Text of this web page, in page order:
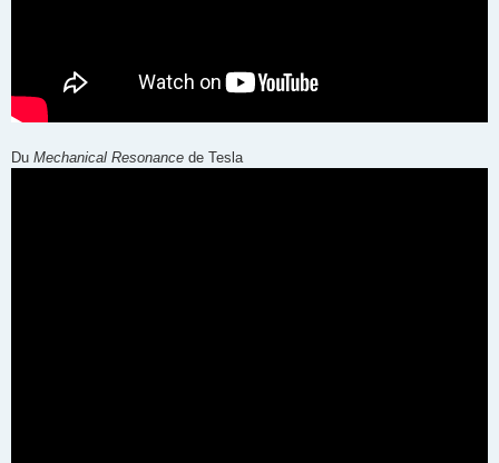
Du Mechanical Resonance de Tesla